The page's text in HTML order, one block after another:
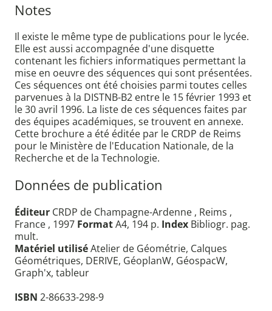
Notes
Il existe le même type de publications pour le lycée.
Elle est aussi accompagnée d'une disquette
contenant les fichiers informatiques permettant la
mise en oeuvre des séquences qui sont présentées.
Ces séquences ont été choisies parmi toutes celles
parvenues à la DISTNB-B2 entre le 15 février 1993 et
le 30 avril 1996. La liste de ces séquences faites par
des équipes académiques, se trouvent en annexe.
Cette brochure a été éditée par le CRDP de Reims
pour le Ministère de l'Education Nationale, de la
Recherche et de la Technologie.
Données de publication
Éditeur CRDP de Champagne-Ardenne , Reims ,
France , 1997 FormatA4, 194 p. Index Bibliogr. pag.
mult.
Matériel utiliséAtelier de Géométrie, Calques
Géométriques, DERIVE, GéoplanW, GéospacW,
Graph'x, tableur
ISBN 2-86633-298-9